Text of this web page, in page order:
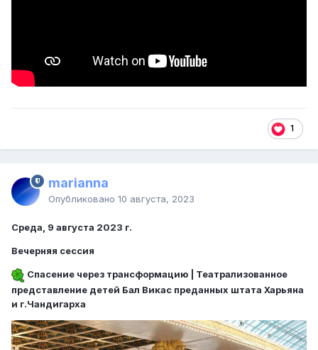
1
marianna
Опубликовано 10 августа, 2023
Среда, 9 августа 2023 г.
Вечерняя сессия
Спасение через трансформацию | Театрализованное
представление детей Бал Викас преданных штата Харьяна
и г.Чандигарха